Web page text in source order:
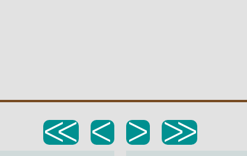
<< < > >>